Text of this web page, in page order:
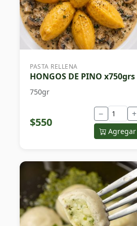
PASTA RELLENA
HONGOS DE PINO x750grs
750gr
$550
− +
Agregar